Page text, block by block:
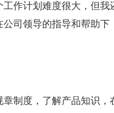
工作计划难度很大，但
司领导的指导和帮助下
制度，了解产品知识